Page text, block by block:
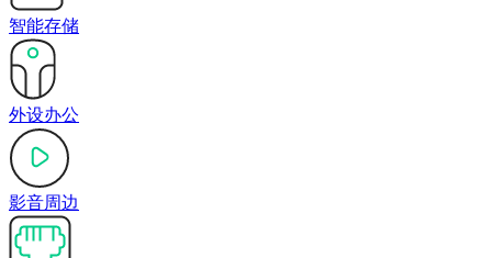
智能存储
外设办公
影音周边